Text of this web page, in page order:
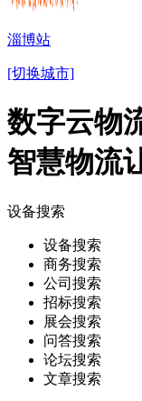
淄博站
[切换城市]
数字云物
智慧物流
设备搜索
设备搜索
商务搜索
公司搜索
招标搜索
展会搜索
问答搜索
论坛搜索
文章搜索